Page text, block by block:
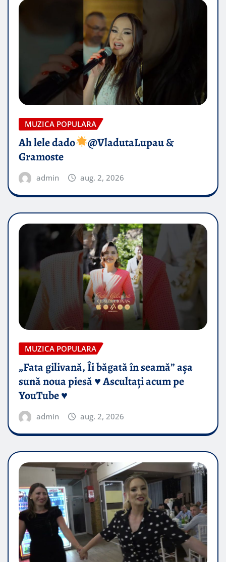
MUZICA POPULARA
Ah lele dado​
@VladutaLupau &
Gramoste
admin aug. 2, 2026
MUZICA POPULARA
„Fata gilivană, Îi băgată în seamă” așa
sună noua piesă ♥️ Ascultați acum pe
YouTube ♥️
admin aug. 2, 2026